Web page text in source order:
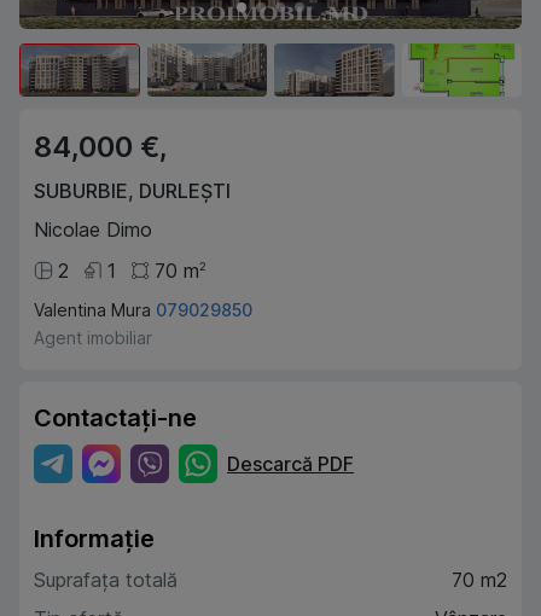
84,000 €,
SUBURBIE, DURLEȘTI
Nicolae Dimo
2
1 70 m2
Valentina Mura 079029850
Agent imobiliar
Contactați-ne
Descarcă PDF
Informație
Suprafața totală
70 m2